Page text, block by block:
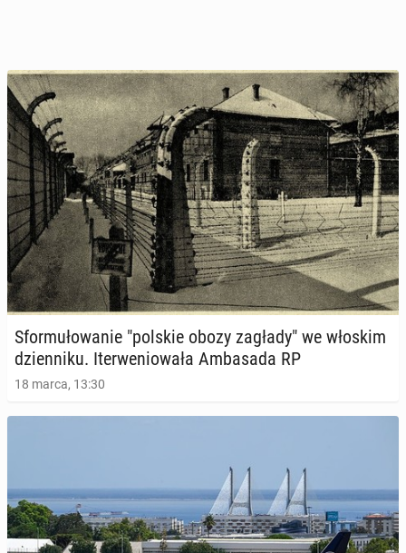
Sfor­mu­ło­wa­nie "polskie obozy zagłady" we włoskim
dzien­ni­ku. Iter­we­nio­wa­ła Am­ba­sa­da RP
18 marca, 13:30